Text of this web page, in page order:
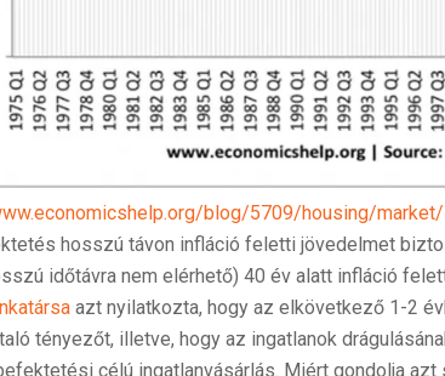
blog/5709/housing/market/
hosszú távon infláció feletti jövedelmet
időtávra nem elérhető) 40 év alatt infláció
azt nyilatkozta, hogy az elkövetkező 1-2
tényezőt, illetve, hogy az ingatlanok
célú ingatlanvásárlás. Miért gondolja